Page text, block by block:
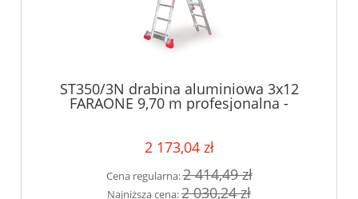
ST350/3N drabina aluminiowa 3x12
FARAONE 9,70 m profesjonalna -
drabiny wielofunkcyjne
2 173,04 zł
Cena regularna:2 414,49 zł
Najniższa cena:2 030,24 zł